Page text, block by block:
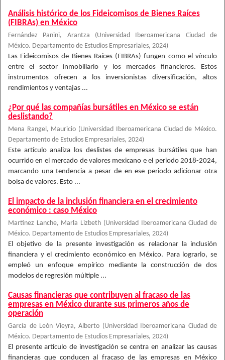
Análisis histórico de los Fideicomisos de Bienes Raíces
(FIBRAs) en México
Fernández Panini, Arantza (Universidad Iberoamericana Ciudad de
México. Departamento de Estudios Empresariales, 2024)
Las Fideicomisos de Bienes Raíces (FIBRAs) fungen como el vínculo
entre el sector inmobiliario y los mercados financieros. Estos
instrumentos ofrecen a los inversionistas diversificación, altos
rendimientos y ventajas ...
¿Por qué las compañías bursátiles en México se están
deslistando?
Mena Rangel, Mauricio (Universidad Iberoamericana Ciudad de México.
Departamento de Estudios Empresariales, 2024)
Este artículo analiza los deslistes de empresas bursátiles que han
ocurrido en el mercado de valores mexicano e el periodo 2018-2024,
marcando una tendencia a pesar de en ese periodo adicionar otra
bolsa de valores. Esto ...
El impacto de la inclusión financiera en el crecimiento
económico : caso México
Martinez Lanche, Marla Lizbeth (Universidad Iberoamericana Ciudad de
México. Departamento de Estudios Empresariales, 2024)
El objetivo de la presente investigación es relacionar la inclusión
financiera y el crecimiento económico en México. Para lograrlo, se
empleó un enfoque empírico mediante la construcción de dos
modelos de regresión múltiple ...
Causas financieras que contribuyen al fracaso de las
empresas en México durante sus primeros años de
operación
García de León Vieyra, Alberto (Universidad Iberoamericana Ciudad de
México. Departamento de Estudios Empresariales, 2024)
El presente artículo de investigación se centra en analizar las causas
financieras que conducen al fracaso de las empresas en México